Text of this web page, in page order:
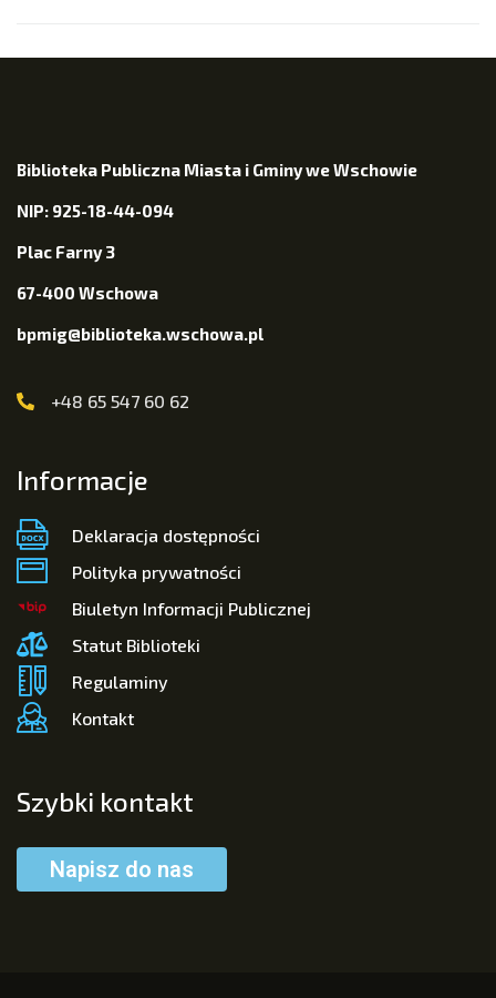
Biblioteka Publiczna Miasta i Gminy we Wschowie
NIP: 925-18-44-094
Plac Farny 3
67-400 Wschowa
bpmig@biblioteka.wschowa.pl
+48 65 547 60 62
Informacje
Deklaracja dostępności
Polityka prywatności
Biuletyn Informacji Publicznej
Statut Biblioteki
Regulaminy
Kontakt
Szybki kontakt
Napisz do nas